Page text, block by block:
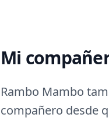
Mi
Rambo Mambo
compañero desde